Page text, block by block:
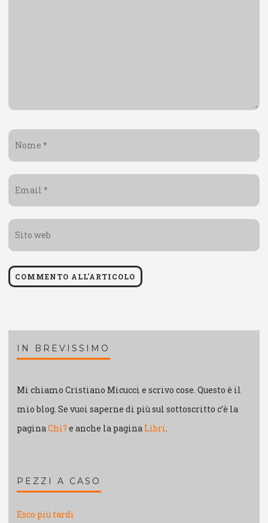
*
*
web
IN BREVISSIMO
Mi chiamo Cristiano Micucci e scrivo cose. Questo è il
mio blog. Se vuoi saperne di più sul sottoscritto c’è la
paginaChi? e anche la pagina Libri.
PEZZI A CASO
Esco più tardi